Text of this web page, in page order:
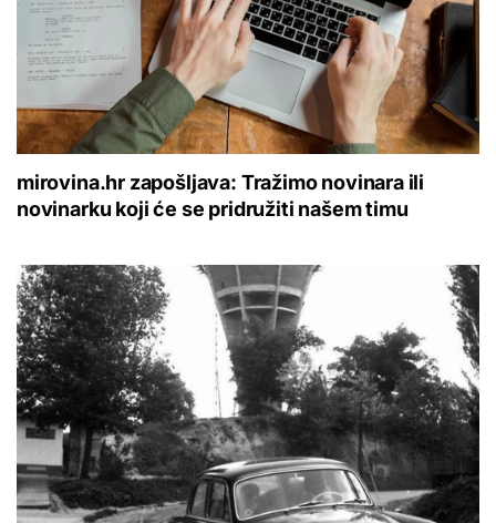
mirovina.hr zapošljava: Tražimo novinara ili
novinarku koji će se pridružiti našem timu